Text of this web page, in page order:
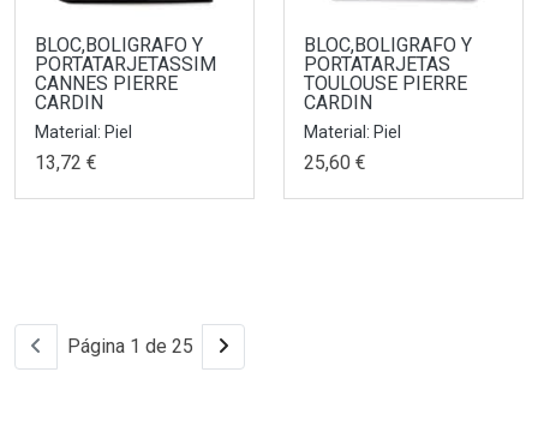
BLOC,BOLIGRAFO Y
PORTATARJETASSIM
CANNES PIERRE
CARDIN
Material: Piel
13,72 €
BLOC,BOLIGRAFO Y
PORTATARJETAS
TOULOUSE PIERRE
CARDIN
Material: Piel
25,60 €
Página 1 de 25